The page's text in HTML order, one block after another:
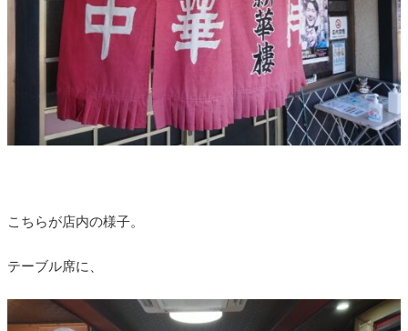
こちらが店内の様子。
テーブル席に、